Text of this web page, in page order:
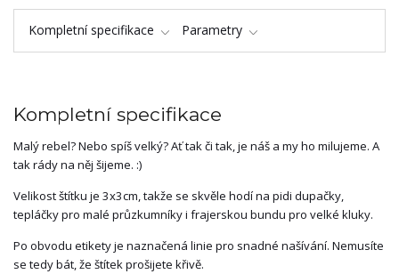
Kompletní specifikace Parametry
Kompletní specifikace
Malý rebel? Nebo spíš velký? Ať tak či tak, je náš a my ho milujeme. A
tak rády na něj šijeme. :)
Velikost štítku je 3x3cm, takže se skvěle hodí na pidi dupačky,
tepláčky pro malé průzkumníky i frajerskou bundu pro velké kluky.
Po obvodu etikety je naznačená linie pro snadné našívání. Nemusíte
se tedy bát, že štítek prošijete křivě.